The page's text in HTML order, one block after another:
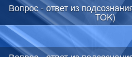
Вопрос - ответ из
TOK)